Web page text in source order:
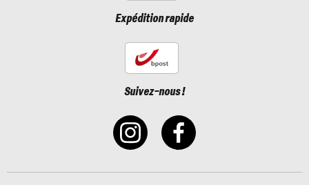
Expédition rapide
Suivez-nous !